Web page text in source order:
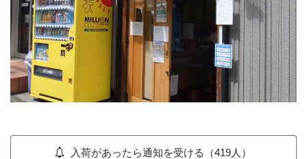
入荷があったら通知を受ける（419人）